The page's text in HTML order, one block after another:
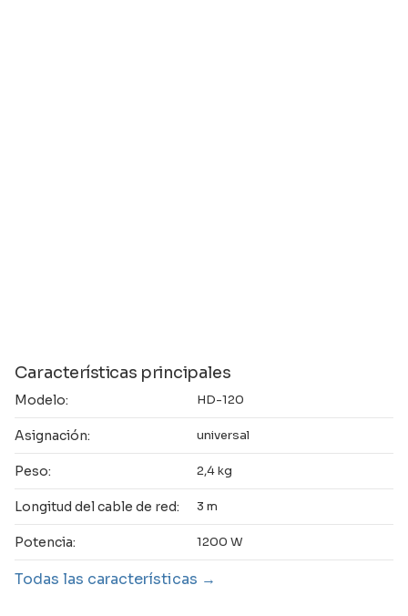
Características principales
Modelo: HD-120
Asignación: universal
Peso: 2,4 kg
Longitud del cable de red: 3 m
Potencia: 1200 W
Todas las características